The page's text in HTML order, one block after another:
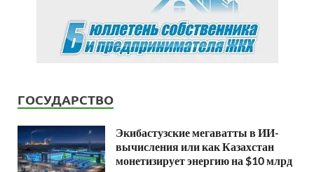
ГОСУДАРСТВО
Экибастузские мегаватты в ИИ-
вычисления или как Казахстан
монетизирует энергию на $10 млрд